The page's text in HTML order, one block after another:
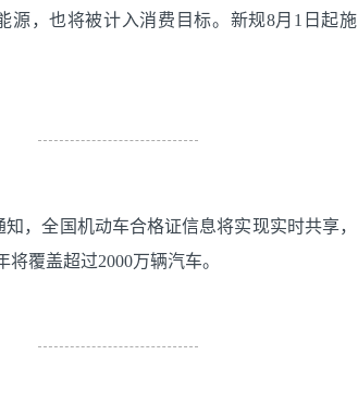
源，也将被计入消费目标。新规8月1日起施
，全国机动车合格证信息将实现实时共享，
覆盖超过2000万辆汽车。